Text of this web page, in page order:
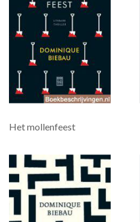
Het mollenfeest